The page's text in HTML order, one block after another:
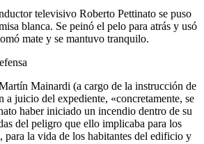
televisivo Roberto Pettinato se puso
blanca. Se peinó el pelo para atrás y usó
mate y se mantuvo tranquilo.
Mainardi (a cargo de la instrucción de
a juicio del expediente, «concretamente, se
haber iniciado un incendio dentro de su
del peligro que ello implicaba para los
para la vida de los habitantes del edificio y